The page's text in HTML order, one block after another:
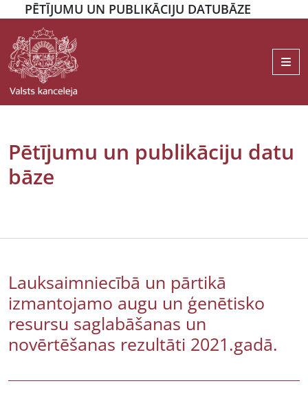
PĒTĪJUMU UN PUBLIKĀCIJU DATUBĀZE
Pētījumu un publikāciju datu
bāze
Lauksaimniecībā un pārtikā
izmantojamo augu un ģenētisko
resursu saglabāšanas un
novērtēšanas rezultāti 2021.gadā.